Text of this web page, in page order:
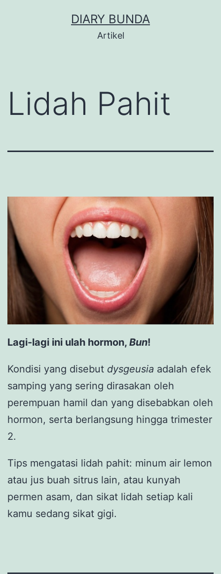
DIARY BUNDA
Artikel
Lidah Pahit
Lagi-lagi ini ulah hormon, Bun!
Kondisi yang disebut dysgeusia adalah efek
samping yang sering dirasakan oleh
perempuan hamil dan yang disebabkan oleh
hormon, serta berlangsung hingga trimester
2.
Tips mengatasi lidah pahit: minum air lemon
atau jus buah sitrus lain, atau kunyah
permen asam, dan sikat lidah setiap kali
kamu sedang sikat gigi.